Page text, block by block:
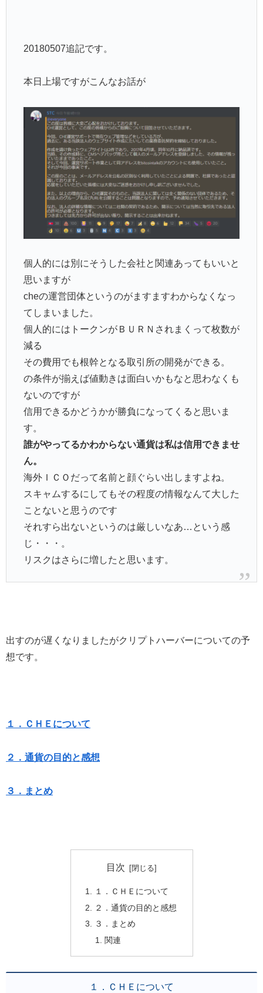
20180507追記です。
本日上場ですがこんなお話が
個人的には別にそうした会社と関連あってもいいと
思いますが
cheの運営団体というのがますますわからなくなっ
てしまいました。
個人的にはトークンがＢＵＲＮされまくって枚数が
減る
その費用でも根幹となる取引所の開発ができる。
の条件が揃えば値動きは面白いかもなと思わなくも
ないのですが
信用できるかどうかが勝負になってくると思いま
す。
誰がやってるかわからない通貨は私は信用できませ
ん。
海外ＩＣＯだって名前と顔ぐらい出しますよね。
スキャムするにしてもその程度の情報なんて大した
ことないと思うのです
それすら出ないというのは厳しいなあ…という感
じ・・・。
リスクはさらに増したと思います。
出すのが遅くなりましたがクリプトハーバーについての予
想です。
１．ＣＨＥについて
２．通貨の目的と感想
３．まとめ
目次
１．ＣＨＥについて
２．通貨の目的と感想
３．まとめ
関連
１．ＣＨＥについて